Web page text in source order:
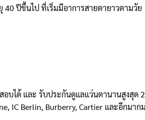
40 ปีขึ้นไป ที่เริ่มมีอาการสายตายาวตามวัย
บได้ และ รับประกันดูแลแว่นตานานสูงสุด
IC Berlin, Burberry, Cartier และอีกมา